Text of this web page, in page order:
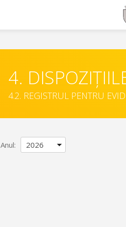
4.
4.2. REGISTRUL PENTRU
Anul: